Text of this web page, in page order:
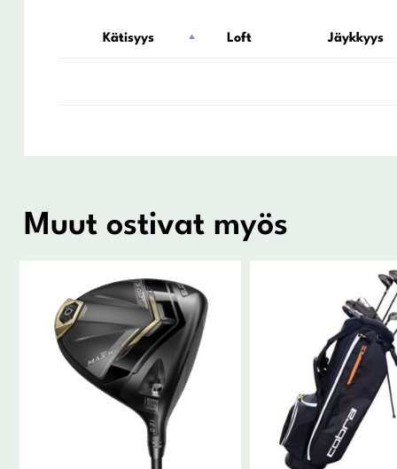
Kätisyys Loft Jäykkyys
Muut ostivat myös